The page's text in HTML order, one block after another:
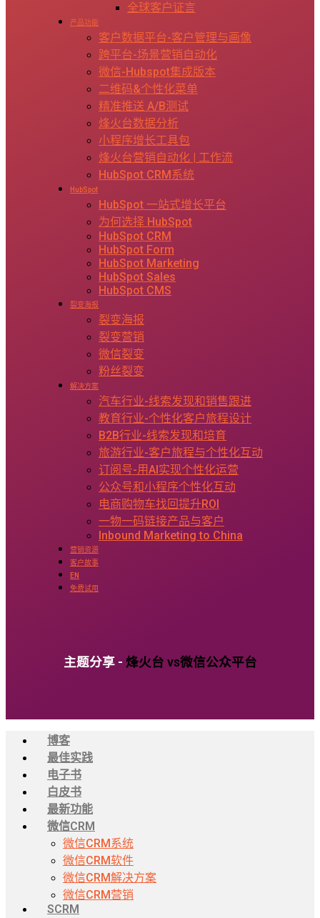
全球客户证言
产品功能
客户数据平台-客户管理与画像
跨平台-场景营销自动化
微信-Hubspot集成版本
二维码&个性化菜单
精准推送 A/B测试
烽火台数据分析
小程序增长工具包
烽火台营销自动化 | 工作流
HubSpot CRM系统
HubSpot
HubSpot 一站式增长平台
为何选择 HubSpot
HubSpot CRM
HubSpot Form
HubSpot Marketing
HubSpot Sales
HubSpot CMS
裂变海报
裂变海报
裂变营销
微信裂变
粉丝裂变
解决方案
汽车行业-线索发现和销售跟进
教育行业-个性化客户旅程设计
B2B行业-线索发现和培育
旅游行业-客户旅程与个性化互动
订阅号-用AI实现个性化运营
公众号和小程序个性化互动
电商购物车找回提升ROI
一物一码链接产品与客户
Inbound Marketing to China
营销资源
客户故事
EN
免费试用
主题分享 - 烽火台 vs微信公众平台
博客
最佳实践
电子书
白皮书
最新功能
微信CRM
微信CRM系统
微信CRM软件
微信CRM解决方案
微信CRM营销
SCRM